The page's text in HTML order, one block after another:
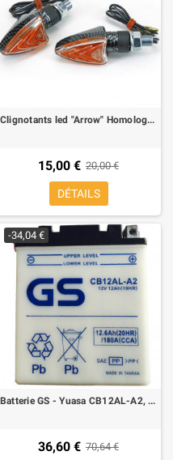
Clignotants led "Arrow" Homologue carbon look (2 pieces)
15,00 € 20,00 €
DÉTAILS
-34,04 €
Batterie GS - Yuasa CB12AL-A2, YB12AL-A2 12 A, positif Droite
36,60 € 70,64 €